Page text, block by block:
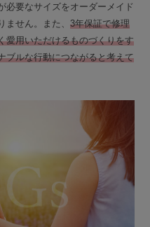
必要なサイズをオーダーメイド
ません。また、3年保証で修理
愛用いただけるものづくりをす
ブルな行動につながると考えて